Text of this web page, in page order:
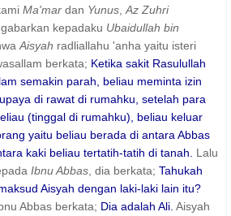
Ma'mar dan Yunus Az Zuhri
kepadaku Ubaidullah bin
Aisyah radliallahu 'anha yaitu isteri
berkata; Ketika sakit Rasulullah
semakin parah, beliau meminta izin
di rawat di rumahku, setelah para
(tinggal di rumahku), beliau keluar
yaitu beliau berada di antara Abbas
kaki beliau tertatih-tatih di tanah.
Lalu
Ibnu Abbas , dia berkata; Tahukah
Aisyah dengan laki-laki lain itu?
Abbas berkata; Dia adalah Ali. Aisyah